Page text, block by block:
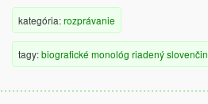
kategória:rozprávanie
tagy:biografické monológ riadený